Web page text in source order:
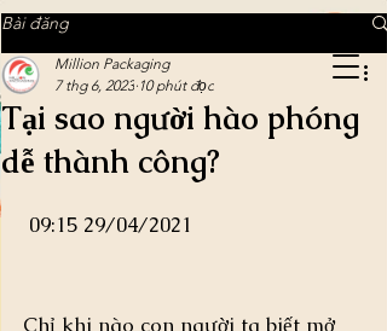
MILLION PACKAGING
Bài đăng
Tại sao người hào phóng
dễ thành công?
Million Packaging
7 thg 6, 2023 10 phút đọc
09:15 29/04/2021
Chỉ khi nào con người ta biết mở